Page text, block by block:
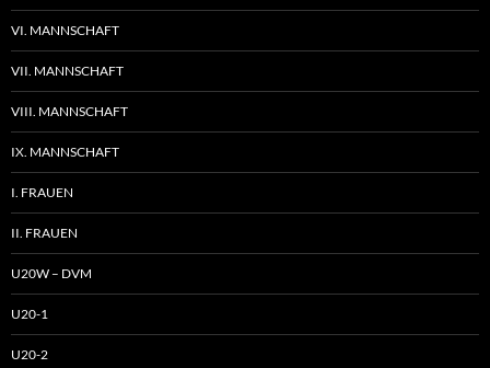
VI. MANNSCHAFT
VII. MANNSCHAFT
VIII. MANNSCHAFT
IX. MANNSCHAFT
I. FRAUEN
II. FRAUEN
U20W – DVM
U20-1
U20-2